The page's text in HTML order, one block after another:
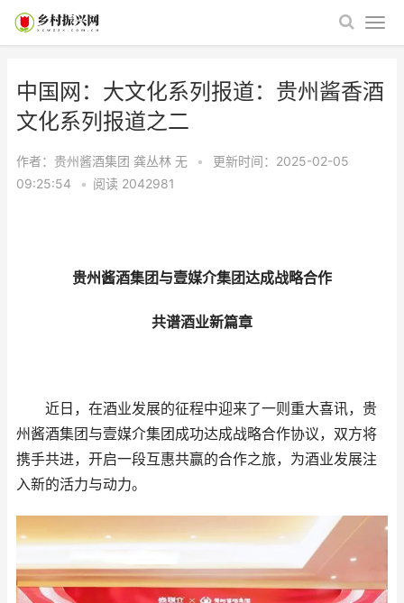
中国网：大文化系列报道：贵州酱香酒
文化系列报道之二
作者：贵州酱酒集团 龚丛林 无 •
更新时间：2025-02-05
09:25:54
• 阅读 2042981
贵州酱酒集团与壹媒介集团达成战略合作
共谱酒业新篇章
近日，在酒业发展的征程中迎来了一则重大喜讯，贵
州酱酒集团与壹媒介集团成功达成战略合作协议，双方将
携手共进，开启一段互惠共赢的合作之旅，为酒业发展注
入新的活力与动力。